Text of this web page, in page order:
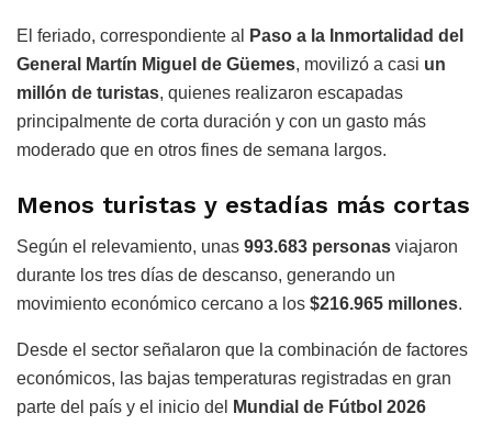
El feriado, correspondiente al
Paso a la Inmortalidad del
General Martín Miguel de Güemes, movilizó a casi un
millón de turistas, quienes realizaron escapadas
principalmente de corta duración y con un gasto más
moderado que en otros fines de semana largos.
Menos turistas y estadías más cortas
Según el relevamiento, unas 993.683 personas viajaron
durante los tres días de descanso, generando un
movimiento económico cercano a los $216.965 millones.
Desde el sector señalaron que la combinación de factores
económicos, las bajas temperaturas registradas en gran
parte del país y el inicio del
Mundial de Fútbol 2026